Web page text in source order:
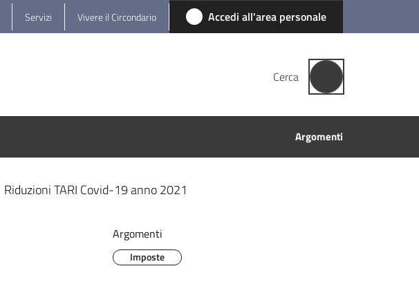
Servizi Vivere il Circondario Accedi all'area personale
Cerca
Argomenti
Riduzioni TARI Covid-19 anno 2021
Argomenti
Imposte